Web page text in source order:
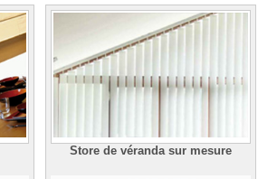
Store de véranda sur mesure